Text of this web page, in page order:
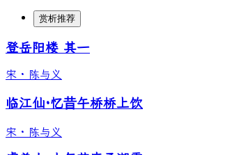
赏析推荐
登岳阳楼 其一
宋 · 陈与义
临江仙·忆昔午桥桥上饮
宋 · 陈与义